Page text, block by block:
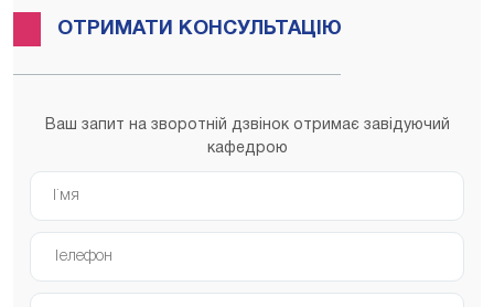
ОТРИМАТИ КОНСУЛЬТАЦІЮ
Ваш запит на зворотній дзвінок отримає завідуючий
кафедрою